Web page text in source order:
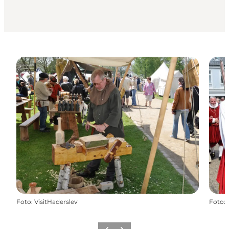
Foto: VisitHaderslev Foto: